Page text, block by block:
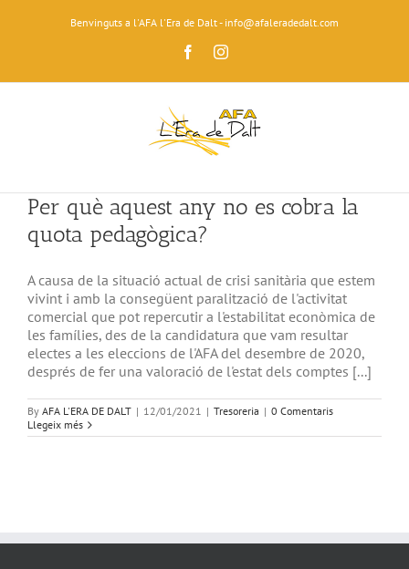
Benvinguts a l'AFA l'Era de Dalt - info@afaleradedalt.com
FacebookInstagram
Per què aquest any no es cobra la
quota pedagògica?
A causa de la situació actual de crisi sanitària que estem
vivint i amb la consegüent paralització de l'activitat
comercial que pot repercutir a l'estabilitat econòmica de
les famílies, des de la candidatura que vam resultar
electes a les eleccions de l'AFA del desembre de 2020,
després de fer una valoració de l'estat dels comptes [...]
By AFA L'ERA DE DALT | 12/01/2021 | Tresoreria | 0 Comentaris
Llegeix més